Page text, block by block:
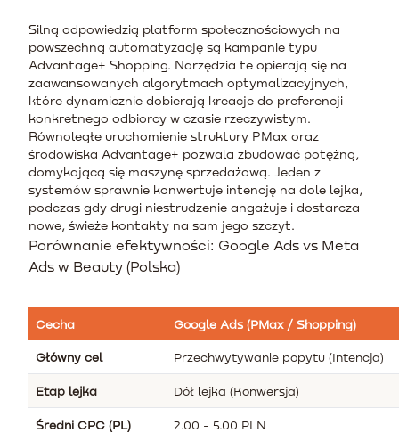
Silną odpowiedzią platform społecznościowych na
powszechną automatyzację są kampanie typu
Advantage+ Shopping. Narzędzia te opierają się na
zaawansowanych algorytmach optymalizacyjnych,
które dynamicznie dobierają kreacje do preferencji
konkretnego odbiorcy w czasie rzeczywistym.
Równoległe uruchomienie struktury PMax oraz
środowiska Advantage+ pozwala zbudować potężną,
domykającą się maszynę sprzedażową. Jeden z
systemów sprawnie konwertuje intencję na dole lejka,
podczas gdy drugi niestrudzenie angażuje i dostarcza
nowe, świeże kontakty na sam jego szczyt.
Porównanie efektywności: Google Ads vs Meta
Ads w Beauty (Polska)
Cecha Google Ads (PMax / Shopping)
Główny cel Przechwytywanie popytu (Intencja)
Etap lejka Dół lejka (Konwersja)
Średni CPC (PL) 2.00 - 5.00 PLN